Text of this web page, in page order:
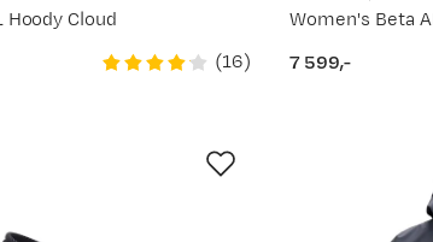
Hoody Cloud
(16) price
7 599,-